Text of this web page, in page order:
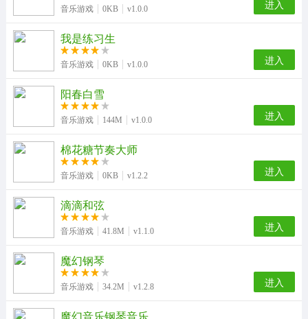
音乐游戏 0KB v1.0.0 进入
我是练习生
音乐游戏 0KB v1.0.0 进入
阳春白雪
音乐游戏 144M v1.0.0 进入
棉花糖节奏大师
音乐游戏 0KB v1.2.2 进入
滴滴和弦
音乐游戏 41.8M v1.1.0 进入
魔幻钢琴
音乐游戏 34.2M v1.2.8 进入